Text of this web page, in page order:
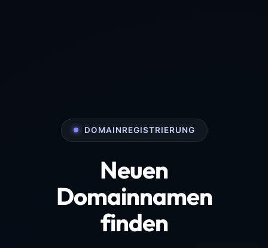
DOMAINREGISTRIERUNG
Neuen
Domainnamen
finden